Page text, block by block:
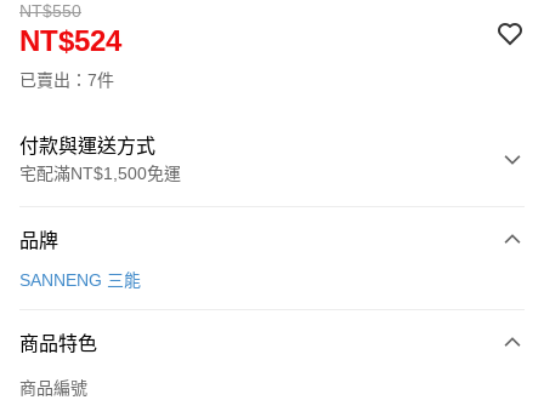
NT$550
NT$524
已賣出：7件
付款與運送方式
宅配滿NT$1,500免運
信用卡一次付款
Apple Pay
悠遊付
品牌
SANNENG 三能
商品特色
商品編號